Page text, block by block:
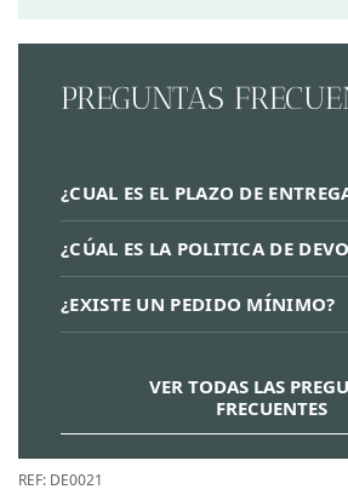
PREGUNTAS
¿CUAL ES EL PLAZO DE
¿CÚAL ES LA POLITICA DE
¿EXISTE UN PEDIDO MÍNIMO?
VER TODAS LAS
FRECUENTES
REF: DE0021